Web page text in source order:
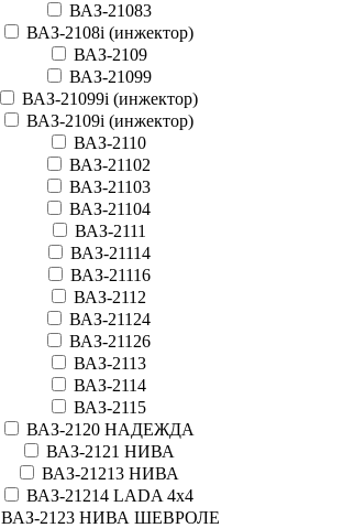
ВАЗ-21083
ВАЗ-2108i (инжектор)
ВАЗ-2109
ВАЗ-21099
ВАЗ-21099i (инжектор)
ВАЗ-2109i (инжектор)
ВАЗ-2110
ВАЗ-21102
ВАЗ-21103
ВАЗ-21104
ВАЗ-2111
ВАЗ-21114
ВАЗ-21116
ВАЗ-2112
ВАЗ-21124
ВАЗ-21126
ВАЗ-2113
ВАЗ-2114
ВАЗ-2115
ВАЗ-2120 НАДЕЖДА
ВАЗ-2121 НИВА
ВАЗ-21213 НИВА
ВАЗ-21214 LADA 4х4
ВАЗ-2123 НИВА ШЕВРОЛЕ